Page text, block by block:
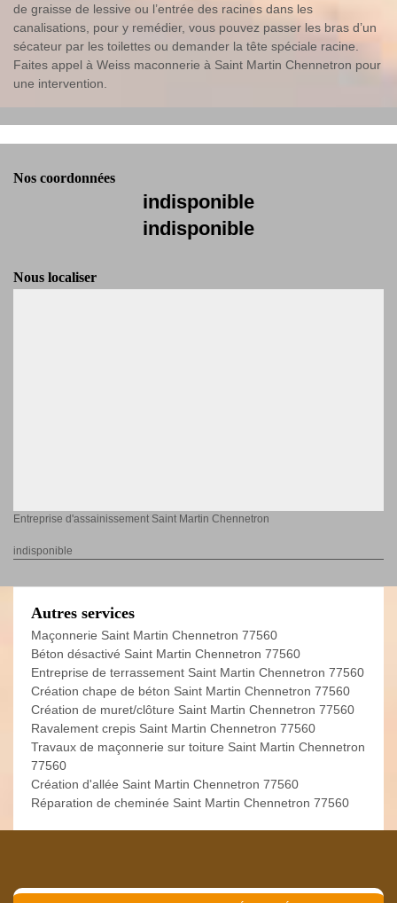
de graisse de lessive ou l’entrée des racines dans les
canalisations, pour y remédier, vous pouvez passer les bras d’un
sécateur par les toilettes ou demander la tête spéciale racine.
Faites appel à Weiss maconnerie à Saint Martin Chennetron pour
une intervention.
Nos coordonnées
indisponible
indisponible
Nous localiser
Entreprise d'assainissement Saint Martin Chennetron
indisponible
Autres services
Maçonnerie Saint Martin Chennetron 77560
Béton désactivé Saint Martin Chennetron 77560
Entreprise de terrassement Saint Martin Chennetron 77560
Création chape de béton Saint Martin Chennetron 77560
Création de muret/clôture Saint Martin Chennetron 77560
Ravalement crepis Saint Martin Chennetron 77560
Travaux de maçonnerie sur toiture Saint Martin Chennetron
77560
Création d'allée Saint Martin Chennetron 77560
Réparation de cheminée Saint Martin Chennetron 77560